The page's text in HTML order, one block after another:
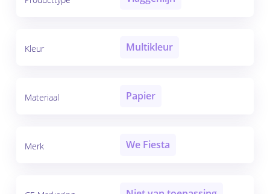
Kleur Multikleur
Materiaal Papier
Merk We Fiesta